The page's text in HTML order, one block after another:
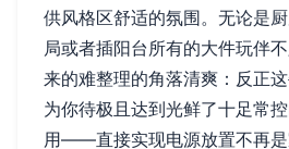
供风格区舒适的氛围。无论是
局或者插阳台所有的大件玩伴
来的难整理的角落清爽：反正
为你待极且达到光鲜了十足常
用——直接实现电源放置不再